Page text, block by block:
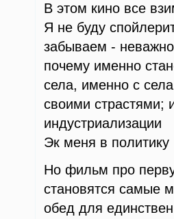
В этом кино все
Я не буду
забываем -
почему именно
села, именно с
своими страстями;
индустриализации
Эк меня в
Но фильм про
становятся самые
обед для